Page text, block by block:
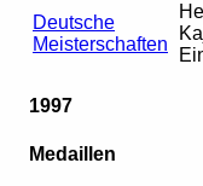
Deutsche
Meisterschaften
1997
Medaillen